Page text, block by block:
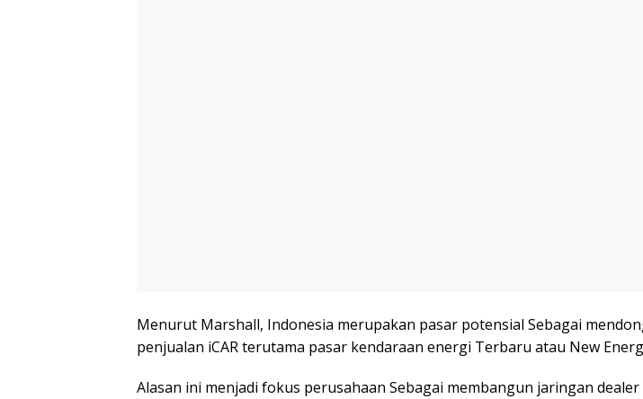
Menurut Marshall, Indonesia merupakan pasar potensial Sebagai
penjualan iCAR terutama pasar kendaraan energi Terbaru atau New
Alasan ini menjadi fokus perusahaan Sebagai membangun jaringan dealer